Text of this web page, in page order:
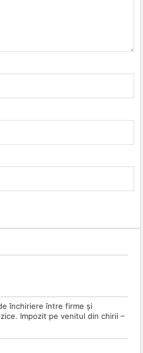
închiriere între firme și
Impozit pe venitul din chirii –